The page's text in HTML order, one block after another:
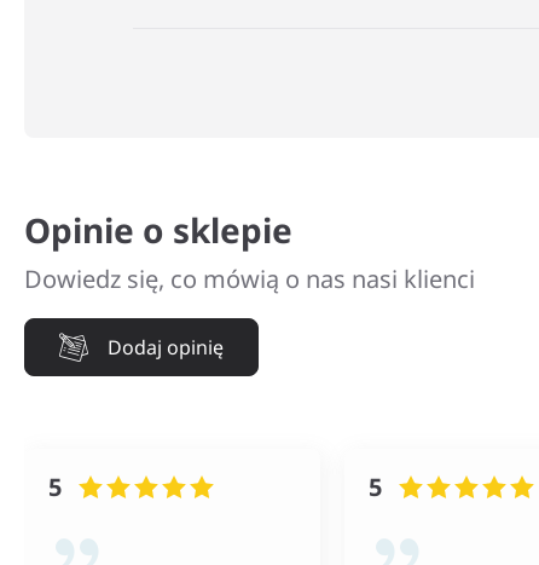
Opinie o sklepie
Dowiedz się, co mówią o nas nasi klienci
Dodaj opinię
5 5